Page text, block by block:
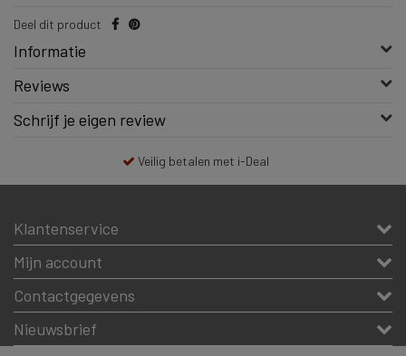
Deel dit product
Informatie
Reviews
Schrijf je eigen review
Veilig betalen met i-Deal
Klantenservice
Mijn account
Contactgegevens
Nieuwsbrief